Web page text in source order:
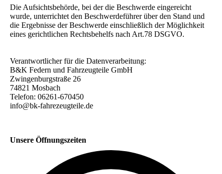
Die Aufsichtsbehörde, bei der die Beschwerde eingereicht
wurde, unterrichtet den Beschwerdeführer über den Stand und
die Ergebnisse der Beschwerde einschließlich der Möglichkeit
eines gerichtlichen Rechtsbehelfs nach Art.78 DSGVO.
Verantwortlicher für die Datenverarbeitung:
B&K Federn und Fahrzeugteile GmbH
Zwingenburgstraße 26
74821 Mosbach
Telefon: 06261-670450
info@bk-fahrezeugteile.de
Unsere Öffnungszeiten